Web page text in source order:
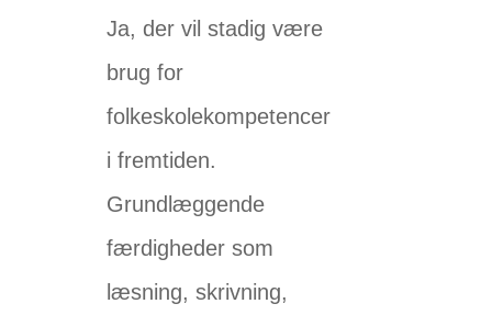
Ja, der vil stadig være
brug for
folkeskolekompetencer
i fremtiden.
Grundlæggende
færdigheder som
læsning, skrivning,